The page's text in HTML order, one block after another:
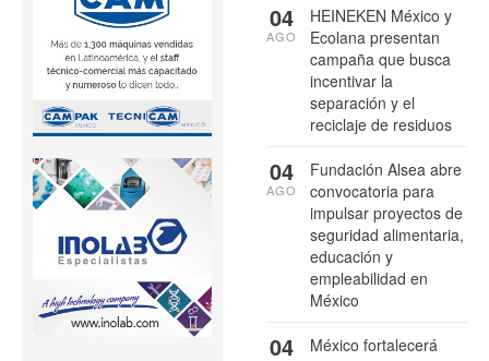
HEINEKEN México y
Ecolana presentan
campaña que busca
incentivar la
separación y el
reciclaje de residuos
04
AGO
Fundación Alsea abre
convocatoria para
impulsar proyectos de
seguridad alimentaria,
educación y
empleabilidad en
México
04
AGO
México fortalecerá
04